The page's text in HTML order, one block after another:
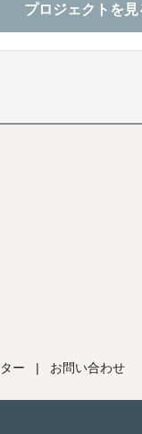
プロジェクトを見
ー | お問い合わせ